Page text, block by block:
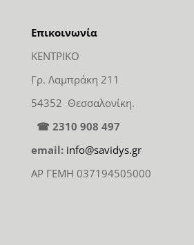
Επικοινωνία
ΚΕΝΤΡΙΚΟ
Γρ. Λαμπράκη 211
54352 Θεσσαλονίκη.
☎ 2310 908 497
email: info@savidys.gr
ΑΡ ΓΕΜΗ 037194505000